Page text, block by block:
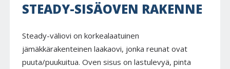
STEADY-SISÄOVEN RAKENNE
Steady-väliovi on korkealaatuinen
jämäkkärakenteinen laakaovi, jonka reunat ovat
puuta/puukuitua. Oven sisus on lastulevyä, pinta